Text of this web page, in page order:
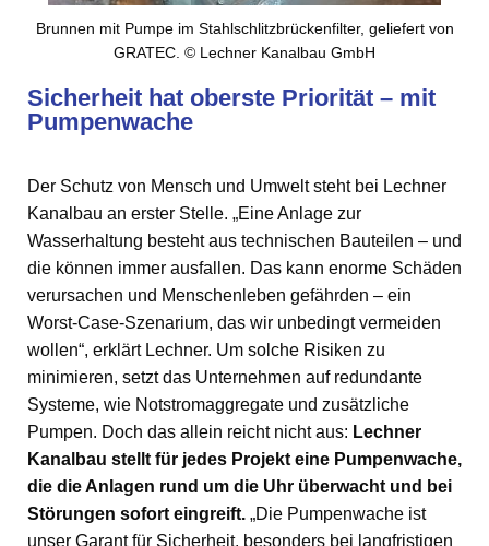
Brunnen mit Pumpe im Stahlschlitzbrückenfilter, geliefert von
GRATEC. © Lechner Kanalbau GmbH
Sicherheit hat oberste Priorität – mit
Pumpenwache
Der Schutz von Mensch und Umwelt steht bei Lechner
Kanalbau an erster Stelle. „Eine Anlage zur
Wasserhaltung besteht aus technischen Bauteilen – und
die können immer ausfallen. Das kann enorme Schäden
verursachen und Menschenleben gefährden – ein
Worst-Case-Szenarium, das wir unbedingt vermeiden
wollen“, erklärt Lechner. Um solche Risiken zu
minimieren, setzt das Unternehmen auf redundante
Systeme, wie Notstromaggregate und zusätzliche
Pumpen. Doch das allein reicht nicht aus: Lechner
Kanalbau stellt für jedes Projekt eine Pumpenwache,
die die Anlagen rund um die Uhr überwacht und bei
Störungen sofort eingreift. „Die Pumpenwache ist
unser Garant für Sicherheit, besonders bei langfristigen